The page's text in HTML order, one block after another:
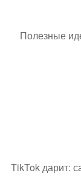
Полезные
TikTok дарит: